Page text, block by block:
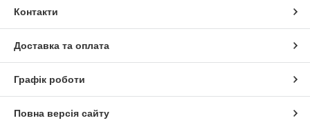
Контакти
Доставка та оплата
Графік роботи
Повна версія сайту